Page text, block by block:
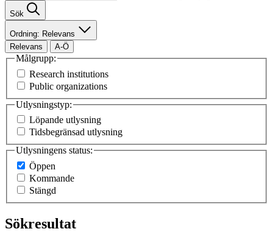
Sök
Ordning: Relevans
Relevans
A-Ö
Målgrupp:
Research institutions
Public organizations
Utlysningstyp:
Löpande utlysning
Tidsbegränsad utlysning
Utlysningens status:
Öppen
Kommande
Stängd
Sökresultat